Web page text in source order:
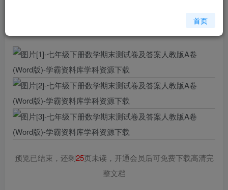
1.46 MB
预览已结束，还剩25页未读，开通会员后可免费下载高清完
整文档
首页